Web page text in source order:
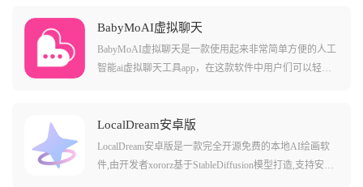
能精准捕捉每一分钱的去向，并自动整理成高颜值的图
表，让理财变得像刷社交媒体一样轻松有趣。
BabyMoAI虚拟聊天
BabyMoAI虚拟聊天是一款使用起来非常简单方便的人工
智能ai虚拟聊天工具app，在这款软件中用户们可以轻松
其中不少的工具都是比较有意思的，而且还有不少数字
化的交流体验和用法，可以让用户们感觉非常贴心的使
用方法和场景哦!
LocalDream安卓版
LocalDream安卓版是一款完全开源免费的本地AI绘画软
件,由开发者xororz基于StableDiffusion模型打造,支持安卓